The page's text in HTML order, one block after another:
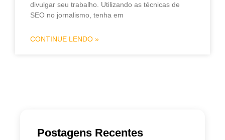
divulgar seu trabalho. Utilizando as técnicas de
SEO no jornalismo, tenha em
CONTINUE LENDO »
Postagens Recentes